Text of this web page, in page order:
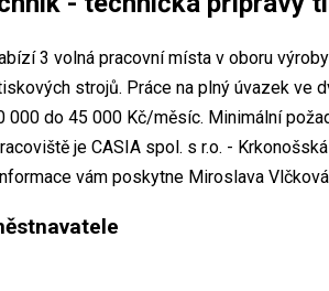
3 volná pracovní místa v oboru
strojů. Práce na plný úvazek ve
000 do 45 000 Kč/měsíc. Minimální
je CASIA spol. s r.o. -
vám poskytne Miroslava